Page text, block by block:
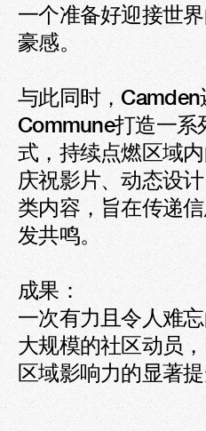
一个准备好迎接世
豪感。
与此同时，
Commune打造一系
式，持续点燃区域
庆祝影片、动态设
类内容，旨在传递
发共鸣。
成果：
一次有力且令人难
大规模的社区动员
区域影响力的显著